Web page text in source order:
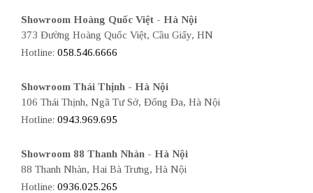
Showroom Hoàng Quốc Việt - Hà Nội
373 Đường Hoàng Quốc Việt, Cầu Giấy, HN
Hotline: 058.546.6666
Showroom Thái Thịnh - Hà Nội
106 Thái Thịnh, Ngã Tư Sở, Đống Đa, Hà Nội
Hotline: 0943.969.695
Showroom 88 Thanh Nhàn - Hà Nội
88 Thanh Nhàn, Hai Bà Trưng, Hà Nội
Hotline: 0936.025.265